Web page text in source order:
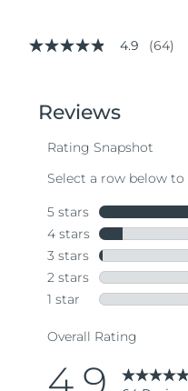
4.9
stars,
average
value.
Same
page
link.
4.9 (64)